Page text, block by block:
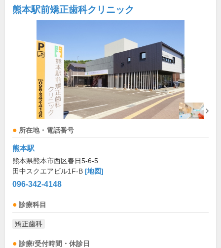
熊本駅前矯正歯科クリニック
所在地・電話番号
熊本駅
熊本県熊本市西区春日5-6-5
田中スクエアビル1F-B [地図]
096-342-4148
診療科目
矯正歯科
診療/受付時間・休診日